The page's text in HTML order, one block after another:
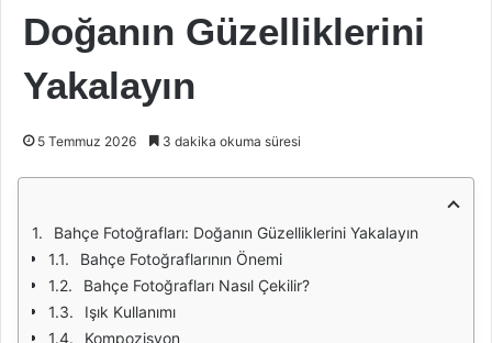
Doğanın Güzelliklerini
Yakalayın
5 Temmuz 2026 3 dakika okuma süresi
Bahçe Fotoğrafları: Doğanın Güzelliklerini Yakalayın
Bahçe Fotoğraflarının Önemi
Bahçe Fotoğrafları Nasıl Çekilir?
Işık Kullanımı
Kompozisyon